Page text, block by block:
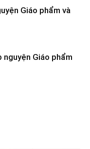
Giáo phẩm và
nguyện Giáo phẩm